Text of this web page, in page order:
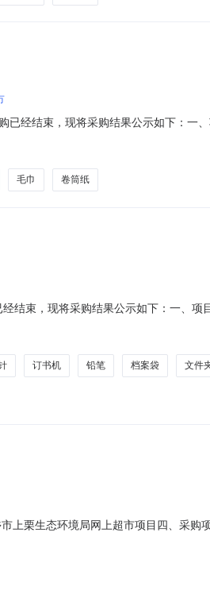
经结束，现将采购结果公示如下：一
购单位名称:哈密市伊州区房屋交易中心
毛巾 卷筒纸
结束，现将采购结果公示如下：一、项
报价起止时间:-二、采购单位信息采购单
订书机 铅笔 档案袋 文件
上栗生态环境局网上超市项目四、采购